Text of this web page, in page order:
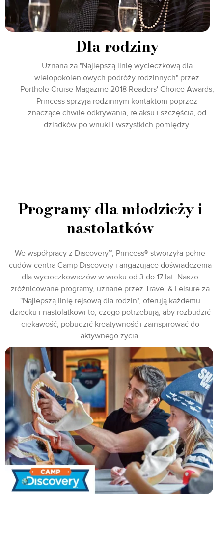
Dla rodziny
Uznana za "Najlepszą linię wycieczkową dla
wielopokoleniowych podróży rodzinnych" przez
Porthole Cruise Magazine 2018 Readers' Choice Awards,
Princess sprzyja rodzinnym kontaktom poprzez
znaczące chwile odkrywania, relaksu i szczęścia, od
dziadków po wnuki i wszystkich pomiędzy.
Programy dla młodzieży i
nastolatków
We współpracy z Discovery™, Princess® stworzyła pełne
cudów centra Camp Discovery i angażujące doświadczenia
dla wycieczkowiczów w wieku od 3 do 17 lat. Nasze
zróżnicowane programy, uznane przez Travel & Leisure za
"Najlepszą linię rejsową dla rodzin", oferują każdemu
dziecku i nastolatkowi to, czego potrzebują, aby rozbudzić
ciekawość, pobudzić kreatywność i zainspirować do
aktywnego życia.